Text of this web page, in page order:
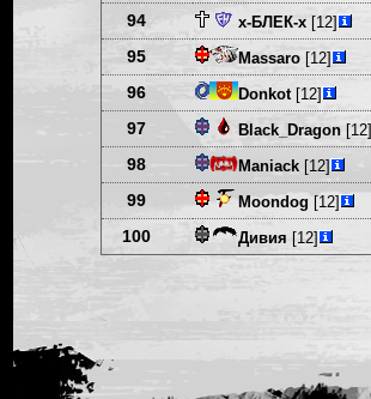
94 х-БЛЕК-х[12]
95 Massaro[12]
96 Donkot[12]
97 Black_Dragon[12]
98 Maniack[12]
99 Moondog [12]
100 Дивия [12]